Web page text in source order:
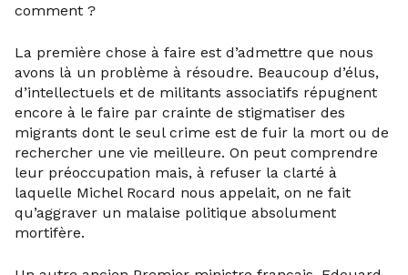
comment ?
La première chose à faire est d’admettre que nous
avons là un problème à résoudre. Beaucoup d’élus,
d’intellectuels et de militants associatifs répugnent
encore à le faire par crainte de stigmatiser des
migrants dont le seul crime est de fuir la mort ou de
rechercher une vie meilleure. On peut comprendre
leur préoccupation mais, à refuser la clarté à
laquelle Michel Rocard nous appelait, on ne fait
qu’aggraver un malaise politique absolument
mortifère.